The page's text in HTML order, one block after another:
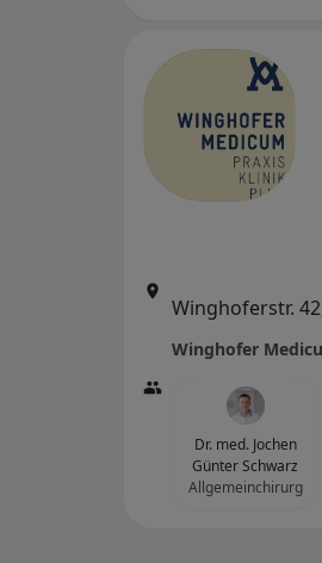
Winghofer
Dr. med. Jochen
Günter Schwarz
Allgemeinchirurg